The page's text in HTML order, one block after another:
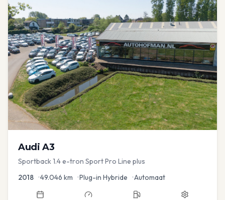
Audi A3
Sportback 1.4 e-tron Sport Pro Line plus
2018 •49.046 km •Plug-in Hybride •Automaat